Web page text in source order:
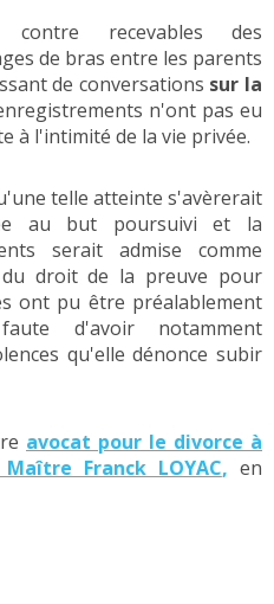
recevables des
de bras entre les parents
de conversations sur la
n'ont pas eu
à l'intimité de la vie privée.
telle atteinte s'avèrerait
au but poursuivi et la
serait admise comme
du droit de la preuve pour
ont pu être préalablement
d'avoir notamment
qu'elle dénonce subir
avocat pour le divorce à
Franck LOYAC, en